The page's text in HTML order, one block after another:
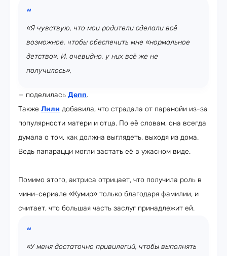
«Я чувствую, что мои родители сделали всё
возможное, чтобы обеспечить мне «нормальное
детство». И, очевидно, у них всё же не
получилось»,
— поделилась Депп.
Также Лили добавила, что страдала от паранойи из-за
популярности матери и отца. По её словам, она всегда
думала о том, как должна выглядеть, выходя из дома.
Ведь папарацци могли застать её в ужасном виде.
Помимо этого, актриса отрицает, что получила роль в
мини-сериале «Кумир» только благодаря фамилии, и
считает, что большая часть заслуг принадлежит ей.
«У меня достаточно привилегий, чтобы выполнять